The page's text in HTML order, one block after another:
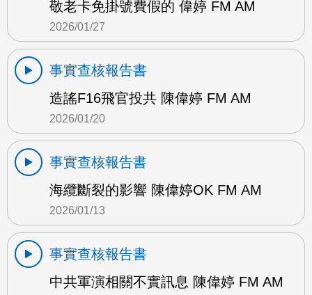
敬老卡免掛號費假的 偉婷 FM AM
2026/01/27
事實查核報告書
造謠F16飛官投共 陳偉婷 FM AM
2026/01/20
事實查核報告書
海纜斷裂的影響 陳偉婷OK FM AM
2026/01/13
事實查核報告書
中共軍演相關不實訊息 陳偉婷 FM AM